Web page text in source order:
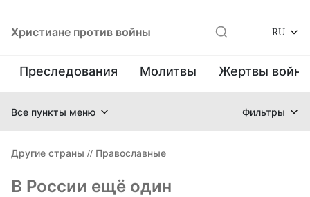
Христиане против войны RU
Преследования Молитвы Жертвы
Все пункты меню Фильтры
Другие страны // Православные
В России ещё один